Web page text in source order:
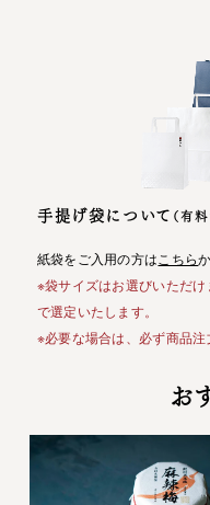
手提げ袋について （有
紙袋をご入用の方はこちら
※袋サイズはお選びいただ
で選定いたします。
※必要な場合は、必ず商品注
お